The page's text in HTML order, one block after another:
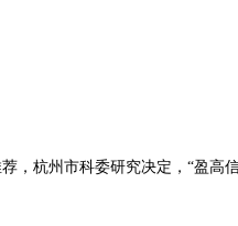
杭州市科委研究决定，“盈高